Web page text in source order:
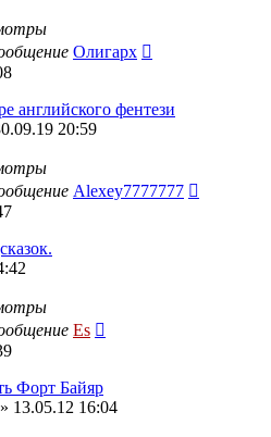
Олигарх
английского фентези
20:59
Alexey7777777
Es
Форт Байяр
» 13.05.12 16:04